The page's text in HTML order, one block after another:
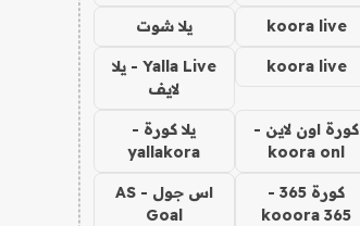
koora live يلا شوت
koora live
Yalla Live - يلا
لايف
كورة اون لاين -
koora onl
يلا كورة -
yallakora
كورة 365 -
kooora 365
اس جول - AS
Goal